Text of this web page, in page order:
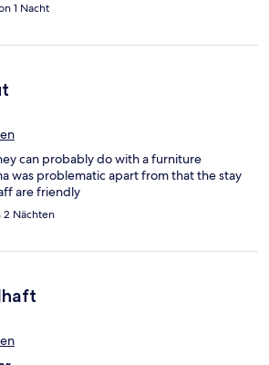
1 Nacht
can probably do with a furniture
was problematic apart from that the stay
are friendly
2 Nächten